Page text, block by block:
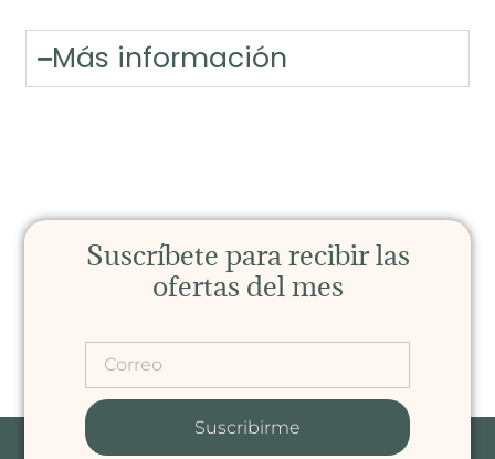
Más información
Suscríbete para recibir las
ofertas del mes
Suscribirme